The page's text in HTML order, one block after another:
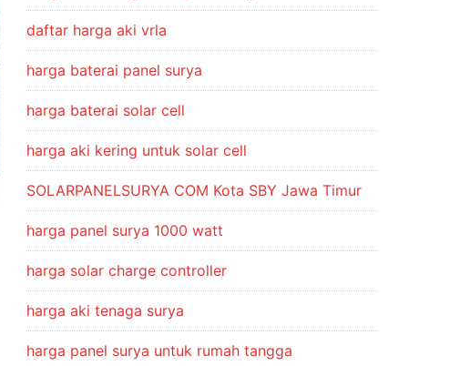
daftar harga aki vrla
harga baterai panel surya
harga baterai solar cell
harga aki kering untuk solar cell
SOLARPANELSURYA COM Kota SBY Jawa Timur
harga panel surya 1000 watt
harga solar charge controller
harga aki tenaga surya
harga panel surya untuk rumah tangga